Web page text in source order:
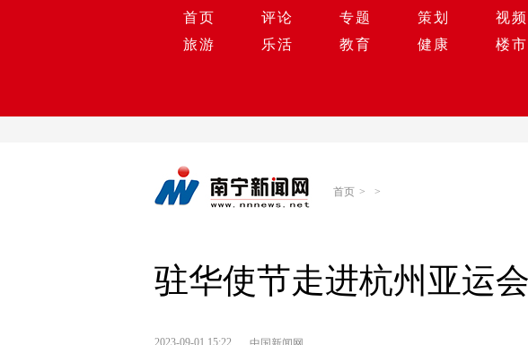
首页 评论 专题 策划 视频
旅游
乐活 教育 健康 楼市
首页 > >
驻华使节走进杭州亚运
2023-09-01 15:22